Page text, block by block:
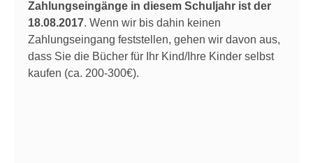
Zahlungseingänge in diesem Schuljahr ist der
18.08.2017. Wenn wir bis dahin keinen
Zahlungseingang feststellen, gehen wir davon aus,
dass Sie die Bücher für Ihr Kind/Ihre Kinder selbst
kaufen (ca. 200-300€).